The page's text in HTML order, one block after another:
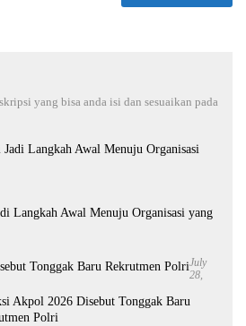
yang bisa anda isi dan sesuaikan pada
Langkah Awal Menuju Organisasi yang
July
28,
Akpol 2026 Disebut Tonggak Baru
Polri